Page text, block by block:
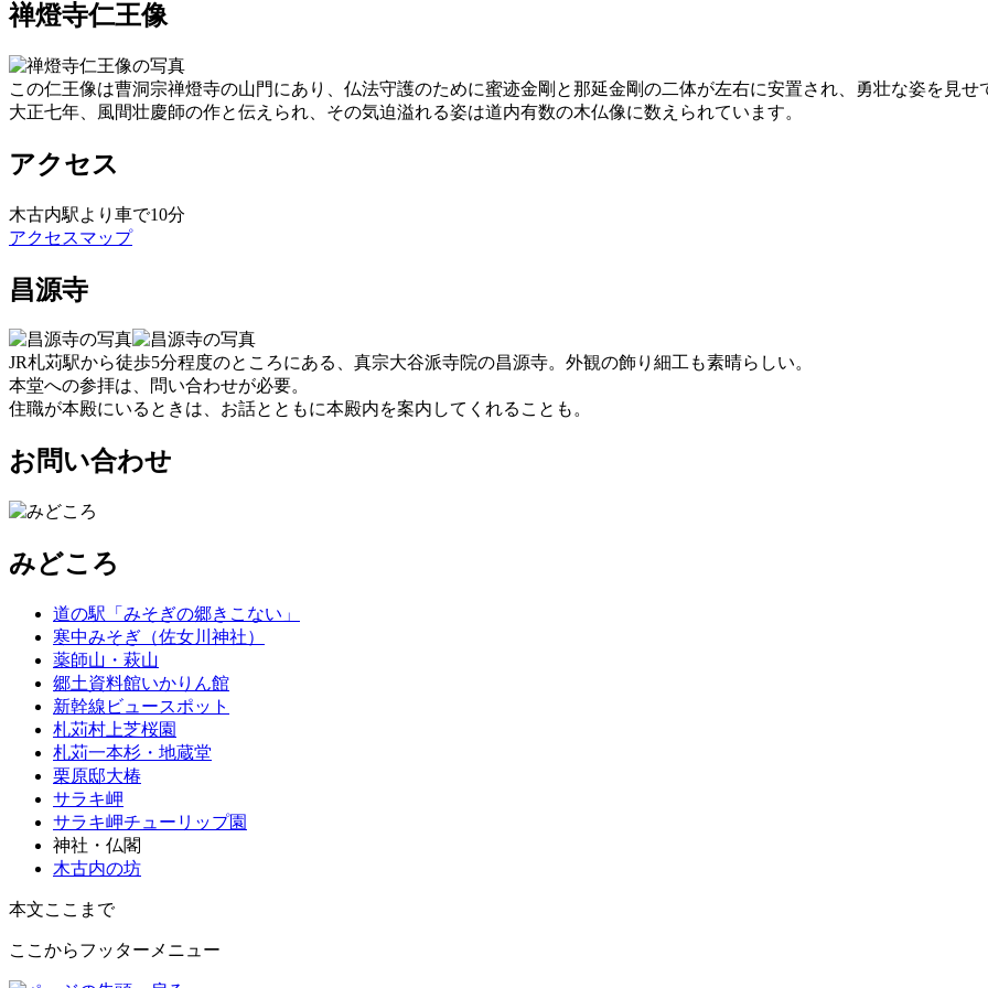
禅燈寺仁王像
この仁王像は曹洞宗禅燈寺の山門にあり、仏法守護のために蜜迹金剛と那延金剛の二体が左右に安置され、勇壮な姿を見せ
大正七年、風間壮慶師の作と伝えられ、その気迫溢れる姿は道内有数の木仏像に数えられています。
アクセス
木古内駅より車で10分
アクセスマップ
昌源寺
JR札苅駅から徒歩5分程度のところにある、真宗大谷派寺院の昌源寺。外観の飾り細工も素晴らしい。
本堂への参拝は、問い合わせが必要。
住職が本殿にいるときは、お話とともに本殿内を案内してくれることも。
お問い合わせ
みどころ
道の駅「みそぎの郷きこない」
寒中みそぎ（佐女川神社）
薬師山・萩山
郷土資料館いかりん館
新幹線ビュースポット
札苅村上芝桜園
札苅一本杉・地蔵堂
栗原邸大椿
サラキ岬
サラキ岬チューリップ園
神社・仏閣
木古内の坊
本文ここまで
ここからフッターメニュー